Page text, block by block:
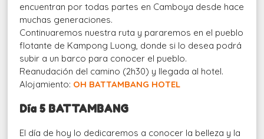
encuentran por todas partes en Camboya desde hace
muchas generaciones.
Continuaremos nuestra ruta y pararemos en el pueblo
flotante de Kampong Luong, donde si lo desea podrá
subir a un barco para conocer el pueblo.
Reanudación del camino (2h30) y llegada al hotel.
Alojamiento: OH BATTAMBANG HOTEL
Día 5 BATTAMBANG
El día de hoy lo dedicaremos a conocer la belleza y la